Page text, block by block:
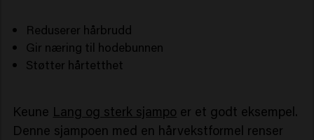
Reduserer hårbrudd
Gir næring til hodebunnen
Støtter hårtetthet
Keune Lang og sterk sjampo er et godt eksempel.
Denne sjampoen med en hårvekstformel renser